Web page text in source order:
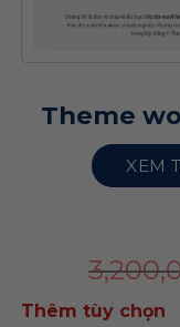
Theme
XEM
Thêm tùy chọn